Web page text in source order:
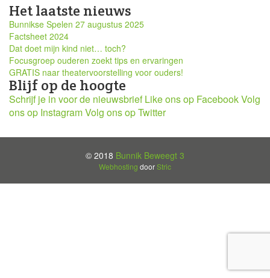
Het laatste nieuws
Bunnikse Spelen 27 augustus 2025
Factsheet 2024
Dat doet mijn kind niet… toch?
Focusgroep ouderen zoekt tips en ervaringen
GRATIS naar theatervoorstelling voor ouders!
Blijf op de hoogte
Schrijf je in voor de nieuwsbrief Like ons op FacebookVolg
ons op InstagramVolg ons op Twitter
© 2018 Bunnik Beweegt 3
Webhosting doorStric